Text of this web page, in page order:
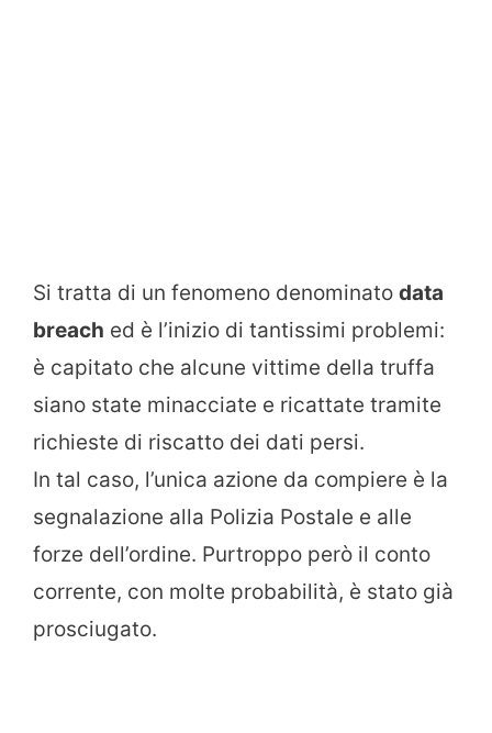
Si tratta di un fenomeno denominato data
breach ed è l’inizio di tantissimi problemi:
è capitato che alcune vittime della truffa
siano state minacciate e ricattate tramite
richieste di riscatto dei dati persi.
In tal caso, l’unica azione da compiere è la
segnalazione alla Polizia Postale e alle
forze dell’ordine. Purtroppo però il conto
corrente, con molte probabilità, è stato già
prosciugato.